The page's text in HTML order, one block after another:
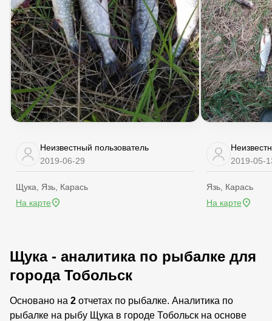
Неизвестный пользователь
2019-06-29
Щука, Язь, Карась
На карте
2019-05-
Язь, Карась
На карте
Щука - аналитика по рыбалке для
города Тобольск
Основано на 2 отчетах по рыбалке. Аналитика по
рыбалке на рыбу Щука в городе Тобольск на основе